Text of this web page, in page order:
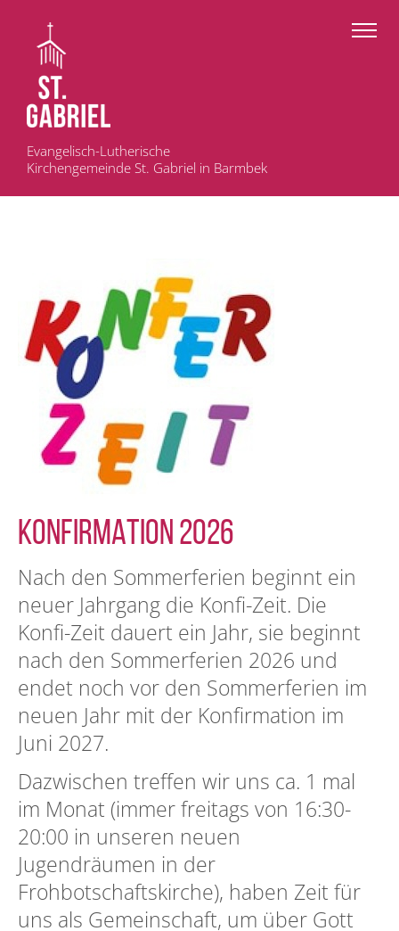
Evangelisch-Lutherische
Kirchengemeinde St. Gabriel in Barmbek
KONFIRMATION 2026
Nach den Sommerferien beginnt ein
neuer Jahrgang die Konfi-Zeit. Die
Konfi-Zeit dauert ein Jahr, sie beginnt
nach den Sommerferien 2026 und
endet noch vor den Sommerferien im
neuen Jahr mit der Konfirmation im
Juni 2027.
Dazwischen treffen wir uns ca. 1 mal
im Monat (immer freitags von 16:30-
20:00 in unseren neuen
Jugendräumen in der
Frohbotschaftskirche), haben Zeit für
uns als Gemeinschaft, um über Gott